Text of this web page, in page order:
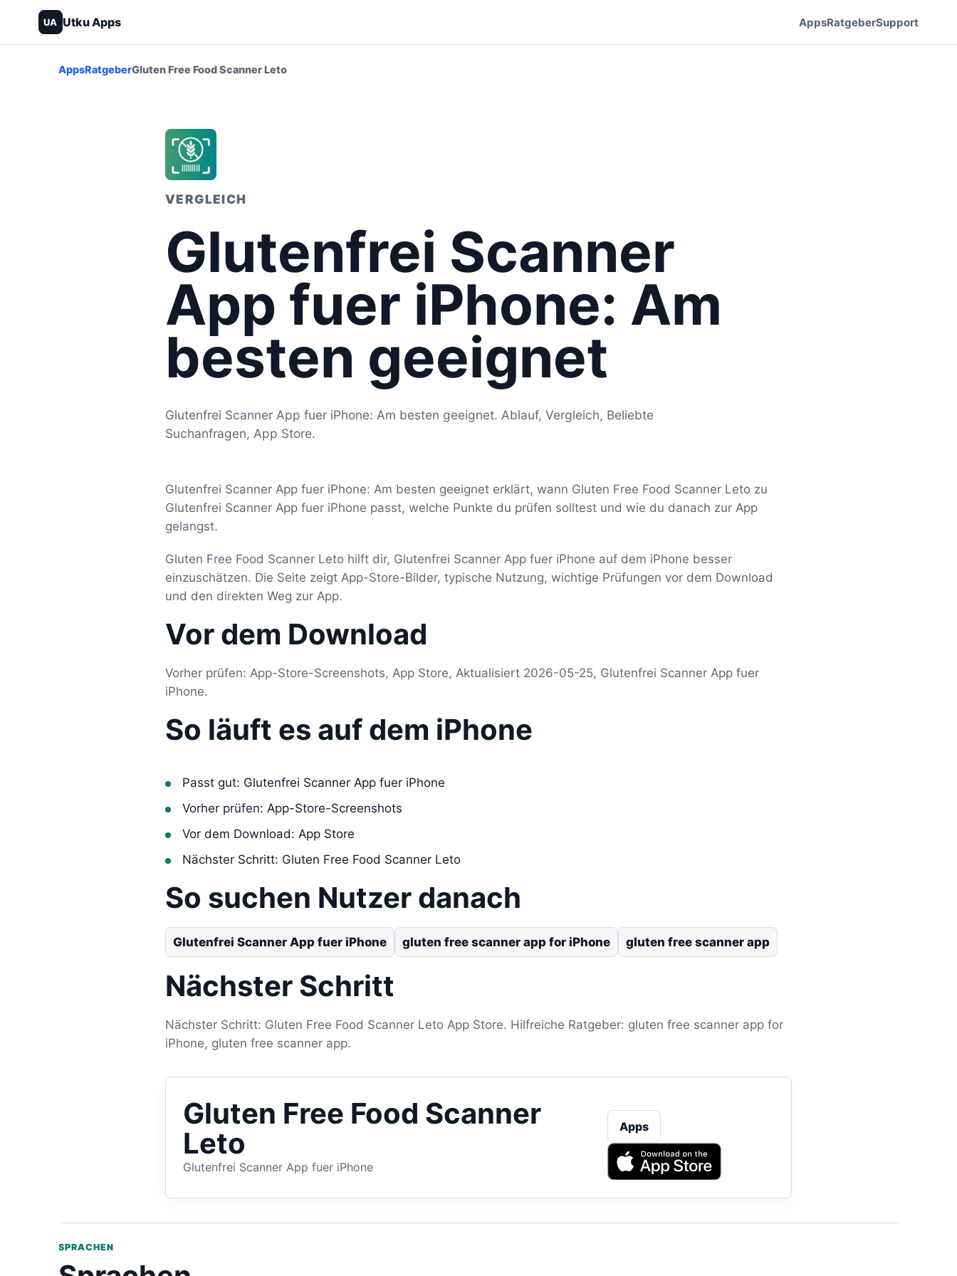
UA Utku Apps AppsRatgeberSupport
AppsRatgeberGluten Free Food Scanner Leto
VERGLEICH
Glutenfrei Scanner
App fuer iPhone: Am
besten geeignet
Glutenfrei Scanner App fuer iPhone: Am besten geeignet. Ablauf, Vergleich, Beliebte
Suchanfragen, App Store.
Glutenfrei Scanner App fuer iPhone: Am besten geeignet erklärt, wann Gluten Free Food Scanner Leto zu
Glutenfrei Scanner App fuer iPhone passt, welche Punkte du prüfen solltest und wie du danach zur App
gelangst.
Gluten Free Food Scanner Leto hilft dir, Glutenfrei Scanner App fuer iPhone auf dem iPhone besser
einzuschätzen. Die Seite zeigt App-Store-Bilder, typische Nutzung, wichtige Prüfungen vor dem Download
und den direkten Weg zur App.
Vor dem Download
Vorher prüfen: App-Store-Screenshots, App Store, Aktualisiert 2026-05-25, Glutenfrei Scanner App fuer
iPhone.
So läuft es auf dem iPhone
Passt gut: Glutenfrei Scanner App fuer iPhone
Vorher prüfen: App-Store-Screenshots
Vor dem Download: App Store
Nächster Schritt: Gluten Free Food Scanner Leto
So suchen Nutzer danach
Glutenfrei Scanner App fuer iPhone gluten free scanner app for iPhone gluten free scanner app
Nächster Schritt
Nächster Schritt: Gluten Free Food Scanner Leto App Store. Hilfreiche Ratgeber: gluten free scanner app for
iPhone, gluten free scanner app.
Gluten Free Food Scanner
Leto
Glutenfrei Scanner App fuer iPhone
Apps
SPRACHEN